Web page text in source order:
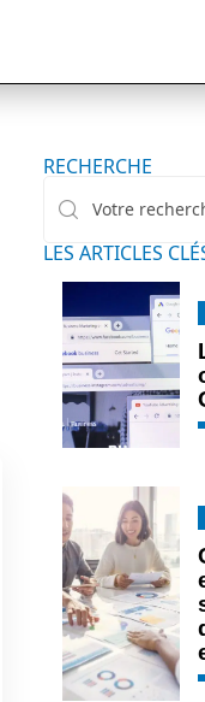
RECHERCHE
LES ARTICLES